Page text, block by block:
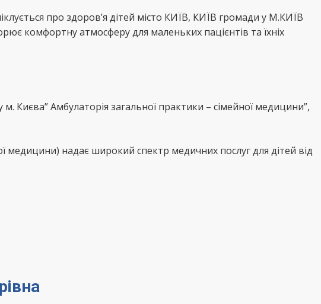
про здоров’я дітей місто КИЇВ, КИЇВ громади у М.КИЇВ
комфортну атмосферу для маленьких пацієнтів та їхніх
Амбулаторія загальної практики – сімейної медицини”,
надає широкий спектр медичних послуг для дітей від